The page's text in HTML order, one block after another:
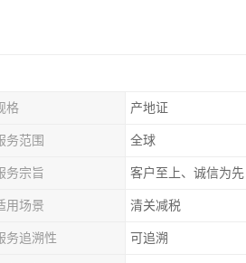
格 产地证
务范围 全球
务宗旨 客户至上、诚信为先
用场景 清关减税
务追溯性 可追溯